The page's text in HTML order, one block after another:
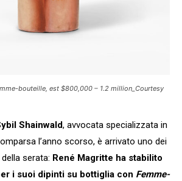
bouteille, est $800,000 – 1.2 million_Courtesy
Shainwald, avvocata specializzata in
l’anno scorso, è arrivato uno dei
serata: René Magritte ha stabilito
i suoi dipinti su bottiglia con Femme-